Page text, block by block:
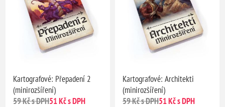
Kartografové: Přepadení 2
(minirozšíření)
59 Kč s DPH51 Kč s DPH
Kartografové: Architekti
(minirozšíření)
59 Kč s DPH51 Kč s DPH